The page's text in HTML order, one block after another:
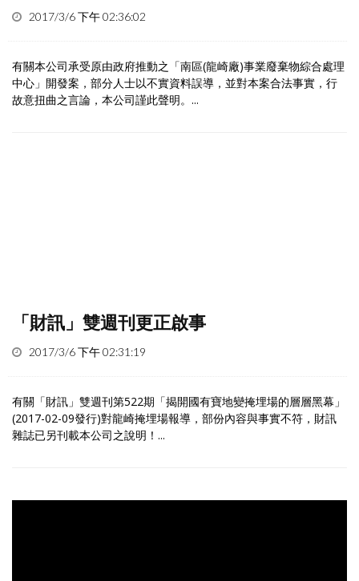
2017/3/6 下午 02:36:02
有關本公司承受原由政府推動之「南區(龍崎廠)事業廢棄物綜合處理
中心」開發案，部分人士以不實資料誤導，並對本案合法事實，行
故意扭曲之言論，本公司謹此聲明。...
「財訊」雙週刊更正啟事
2017/3/6 下午 02:31:19
有關「財訊」雙週刊第522期「揭開國有寶地變掩埋場的層層黑幕」
(2017-02-09發行)對龍崎掩埋場報導，部份內容與事實不符，財訊
雜誌已另刊載本公司之說明！...